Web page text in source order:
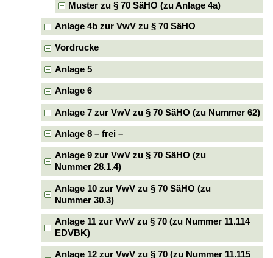
Muster zu § 70 SäHO (zu Anlage 4a)
Anlage 4b zur VwV zu § 70 SäHO
Vordrucke
Anlage 5
Anlage 6
Anlage 7 zur VwV zu § 70 SäHO (zu Nummer 62)
Anlage 8 – frei –
Anlage 9 zur VwV zu § 70 SäHO (zu
Nummer 28.1.4)
Anlage 10 zur VwV zu § 70 SäHO (zu
Nummer 30.3)
Anlage 11 zur VwV zu § 70 (zu Nummer 11.114
EDVBK)
Anlage 12 zur VwV zu § 70 (zu Nummer 11.115